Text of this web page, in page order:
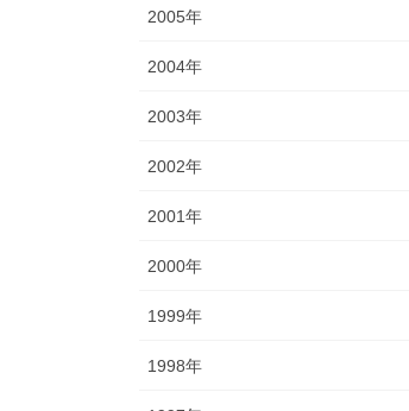
2005年
2004年
2003年
2002年
2001年
2000年
1999年
1998年